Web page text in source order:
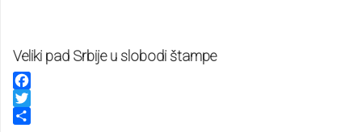
Veliki pad Srbije u slobodi štampe
Facebook
Twitter